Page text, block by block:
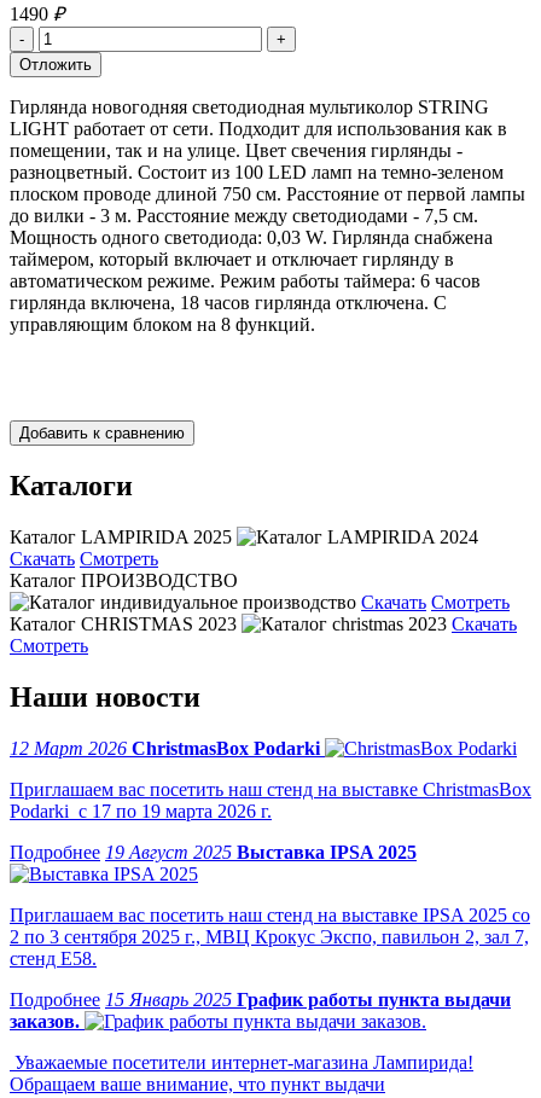
1490 ₽
Гирлянда новогодняя светодиодная мультиколор STRING
LIGHT работает от сети. Подходит для использования как в
помещении, так и на улице. Цвет свечения гирлянды -
разноцветный. Состоит из 100 LED ламп на темно-зеленом
плоском проводе длиной 750 см. Расстояние от первой лампы
до вилки - 3 м. Расстояние между светодиодами - 7,5 см.
Мощность одного светодиода: 0,03 W. Гирлянда снабжена
таймером, который включает и отключает гирлянду в
автоматическом режиме. Режим работы таймера: 6 часов
гирлянда включена, 18 часов гирлянда отключена. С
управляющим блоком на 8 функций.
Каталоги
Каталог LAMPIRIDA 2025
Скачать Смотреть
Каталог ПРОИЗВОДСТВО
Скачать Смотреть
Каталог CHRISTMAS 2023
Скачать
Смотреть
Наши новости
12 Март 2026 ChristmasBox Podarki
Приглашаем вас посетить наш стенд на выставке ChristmasBox
Podarki с 17 по 19 марта 2026 г.
19 Август 2025 Выставка IPSA 2025
Приглашаем вас посетить наш стенд на выставке IPSA 2025 со
2 по 3 сентября 2025 г., МВЦ Крокус Экспо, павильон 2, зал 7,
стенд Е58.
15 Январь 2025 График работы пункта выдачи
заказов.
Уважаемые посетители интернет-магазина Лампирида!
Обращаем ваше внимание, что пункт выдачи